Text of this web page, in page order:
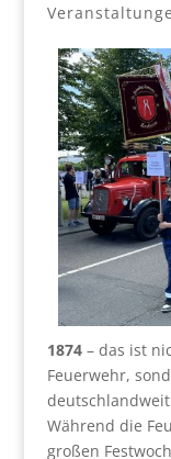
1874– das ist
Feuerwehr,
Während die
großen